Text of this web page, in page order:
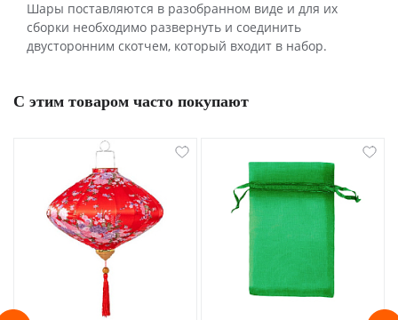
Шары поставляются в разобранном виде и для их
сборки необходимо развернуть и соединить
двусторонним скотчем, который входит в набор.
С этим товаром часто покупают